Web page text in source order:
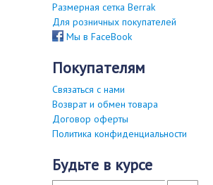
Размерная сетка Berrak
Для розничных покупателей
Мы в FaceBook
покупателям
Связаться с нами
Возврат и обмен товара
Договор оферты
Политика конфиденциальности
будьте в курсе